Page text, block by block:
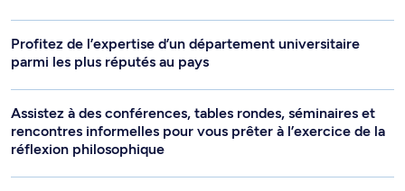
Profitez de l’expertise d’un département universitaire
parmi les plus réputés au pays
Assistez à des conférences, tables rondes, séminaires et
rencontres informelles pour vous prêter à l’exercice de la
réflexion philosophique